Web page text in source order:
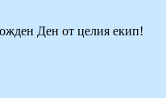
Ден от целия екип!